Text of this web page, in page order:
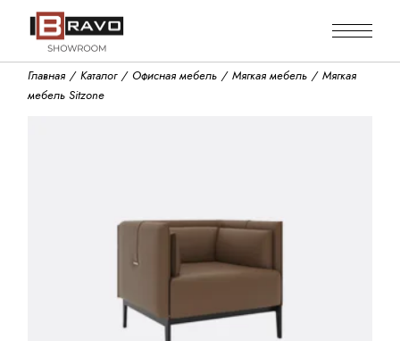
Главная Каталог Офисная мебель Мягкая мебель
Мягкая
мебель Sitzone